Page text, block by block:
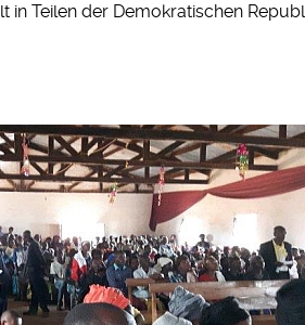
in Teilen der Demokratischen